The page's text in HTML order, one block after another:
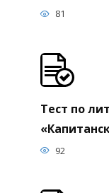
81
Тест по
92